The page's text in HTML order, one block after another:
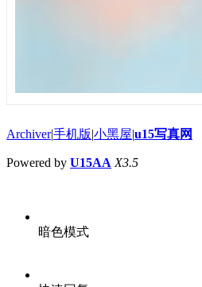
Archiver|手机版|小黑屋|u15写真网
Powered by U15AA X3.5
暗色模式